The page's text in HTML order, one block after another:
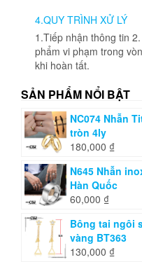
sản
phẩm
4.QUY TRÌNH XỬ LÝ
1.Tiếp nhận thông tin
phẩm vi phạm trong
khi hoàn tất.
SẢN PHẨM NỔI BẬT
NC074 Nhẫn
tròn 4ly
180,000 ₫
N645 Nhẫn
Hàn Quốc
60,000 ₫
Bông tai ngôi
vàng BT363
130,000 ₫